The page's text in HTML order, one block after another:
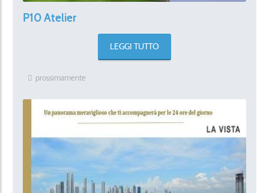
P10 Atelier
LEGGI TUTTO
prossimamente